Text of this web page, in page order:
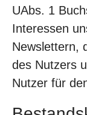
UAbs. 1
Interessen
Newslettern,
des Nutzers
Nutzer für